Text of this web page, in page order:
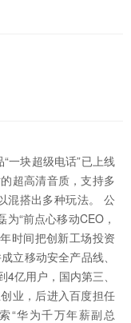
一块超级电话”已上线
超高清音质，支持多
混搭出多种玩法。 公
“前点心移动CEO，
时间把创新工场投资
立移动安全产品线、
亿用户，国内第三、
业，后进入百度担任
“华为千万年薪副总